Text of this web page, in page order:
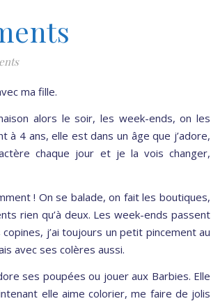
ma fille.
alors le soir, les week-ends, on les
à 4 ans, elle est dans un âge que j’adore,
chaque jour et je la vois changer,
! On se balade, on fait les boutiques,
rien qu’à deux. Les week-ends passent
j’ai toujours un petit pincement au
avec ses colères aussi.
ses poupées ou jouer aux Barbies. Elle
elle aime colorier, me faire de jolis